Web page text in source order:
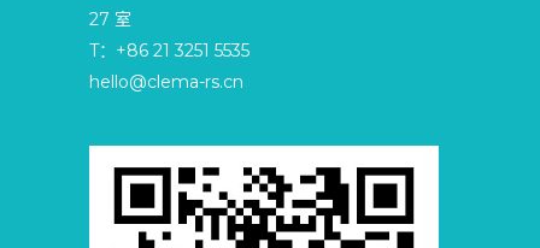
27 室
T：+86 21 3251 5535
hello@clema-rs.cn